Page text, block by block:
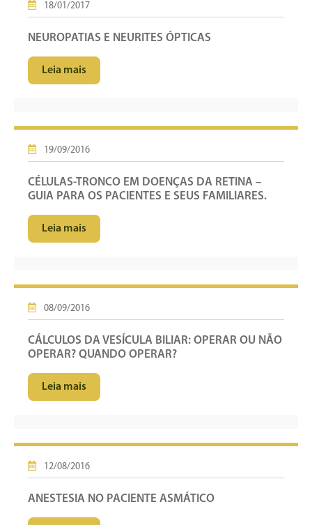
18/01/2017
NEUROPATIAS E NEURITES ÓPTICAS
Leia mais
19/09/2016
CÉLULAS-TRONCO EM DOENÇAS DA RETINA –
GUIA PARA OS PACIENTES E SEUS FAMILIARES.
Leia mais
08/09/2016
CÁLCULOS DA VESÍCULA BILIAR: OPERAR OU NÃO
OPERAR? QUANDO OPERAR?
Leia mais
12/08/2016
ANESTESIA NO PACIENTE ASMÁTICO